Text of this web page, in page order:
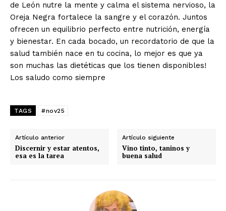
de León nutre la mente y calma el sistema nervioso, la
Oreja Negra fortalece la sangre y el corazón. Juntos
ofrecen un equilibrio perfecto entre nutrición, energía
y bienestar. En cada bocado, un recordatorio de que la
salud también nace en tu cocina, lo mejor es que ya
son muchas las dietéticas que los tienen disponibles!
Los saludo como siempre
TAGS #nov25
Artículo anterior
Discernir y estar atentos,
esa es la tarea
Artículo siguiente
Vino tinto, taninos y
buena salud